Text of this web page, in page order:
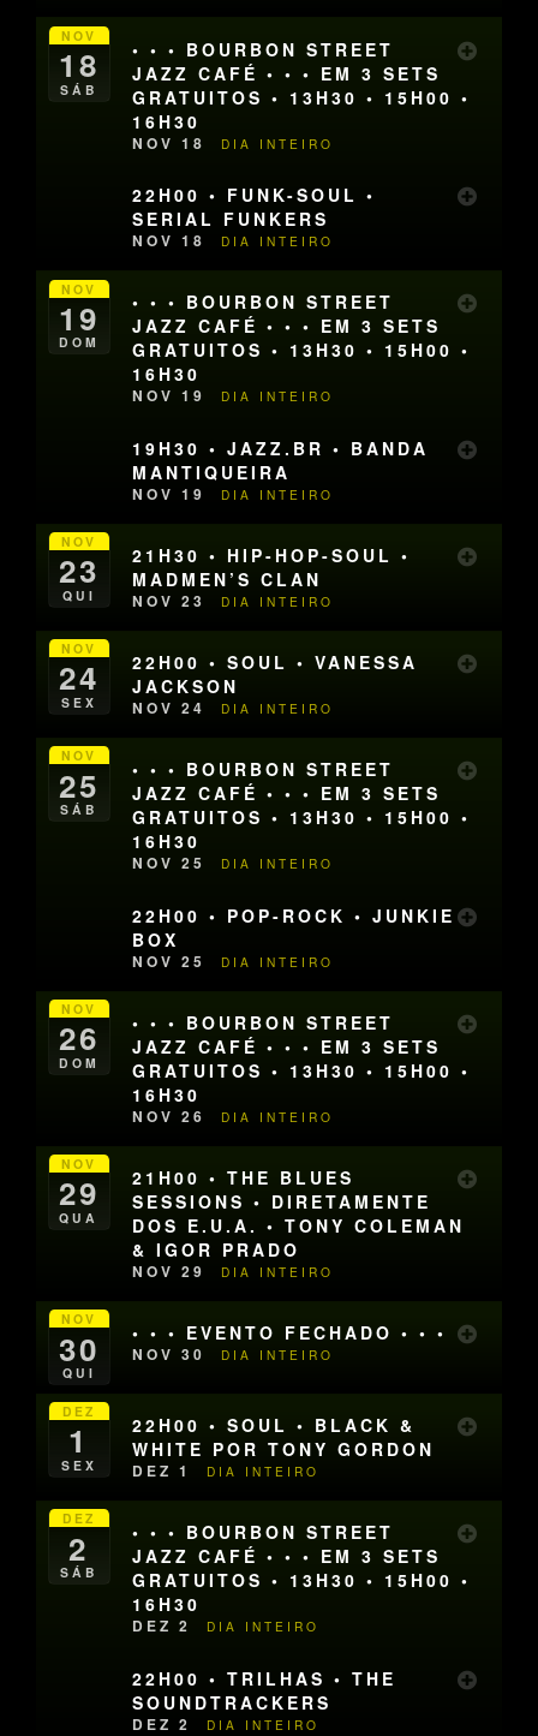
NOV
18
SÁB
• • • BOURBON STREET
JAZZ CAFÉ • • • EM 3 SETS
GRATUITOS • 13H30 • 15H00 •
16H30
NOV 18 DIA INTEIRO
22H00 • FUNK-SOUL •
SERIAL FUNKERS
NOV 18 DIA INTEIRO
NOV
19
DOM
• • • BOURBON STREET
JAZZ CAFÉ • • • EM 3 SETS
GRATUITOS • 13H30 • 15H00 •
16H30
NOV 19 DIA INTEIRO
19H30 • JAZZ.BR • BANDA
MANTIQUEIRA
NOV 19 DIA INTEIRO
NOV
23
QUI
21H30 • HIP-HOP-SOUL •
MADMEN’S CLAN
NOV 23 DIA INTEIRO
NOV
24
SEX
22H00 • SOUL • VANESSA
JACKSON
NOV 24 DIA INTEIRO
NOV
25
SÁB
• • • BOURBON STREET
JAZZ CAFÉ • • • EM 3 SETS
GRATUITOS • 13H30 • 15H00 •
16H30
NOV 25 DIA INTEIRO
22H00 • POP-ROCK • JUNKIE
BOX
NOV 25 DIA INTEIRO
NOV
26
DOM
• • • BOURBON STREET
JAZZ CAFÉ • • • EM 3 SETS
GRATUITOS • 13H30 • 15H00 •
16H30
NOV 26 DIA INTEIRO
NOV
29
QUA
21H00 • THE BLUES
SESSIONS • DIRETAMENTE
DOS E.U.A. • TONY COLEMAN
& IGOR PRADO
NOV 29 DIA INTEIRO
NOV
30
QUI
• • • EVENTO FECHADO • • •
NOV 30 DIA INTEIRO
DEZ
1
SEX
22H00 • SOUL • BLACK &
WHITE POR TONY GORDON
DEZ 1 DIA INTEIRO
DEZ
2
SÁB
• • • BOURBON STREET
JAZZ CAFÉ • • • EM 3 SETS
GRATUITOS • 13H30 • 15H00 •
16H30
DEZ 2 DIA INTEIRO
22H00 • TRILHAS • THE
SOUNDTRACKERS
DEZ 2 DIA INTEIRO